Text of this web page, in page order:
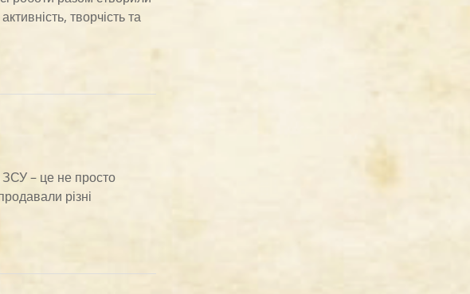
творчість та
ЗСУ – це не просто
різні